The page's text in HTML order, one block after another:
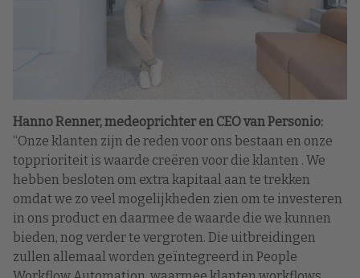
Hanno Renner, medeoprichter en CEO van Personio:
“Onze klanten zijn de reden voor ons bestaan ​​en onze
topprioriteit is waarde creëren voor die klanten . We
hebben besloten om extra kapitaal aan te trekken
omdat we zo veel mogelijkheden zien om te investeren
in ons product en daarmee de waarde die we kunnen
bieden, nog verder te vergroten. Die uitbreidingen
zullen allemaal worden geïntegreerd in People